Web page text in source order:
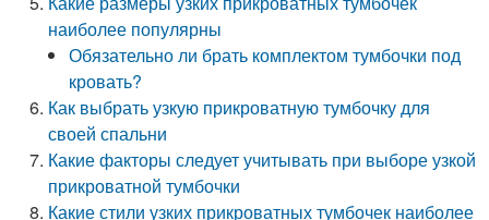
наиболее популярны
Обязательно ли брать комплектом тумбочки под
кровать?
Как выбрать узкую прикроватную тумбочку для
своей спальни
Какие факторы следует учитывать при выборе узкой
прикроватной тумбочки
Какие стили узких прикроватных тумбочек наиболее